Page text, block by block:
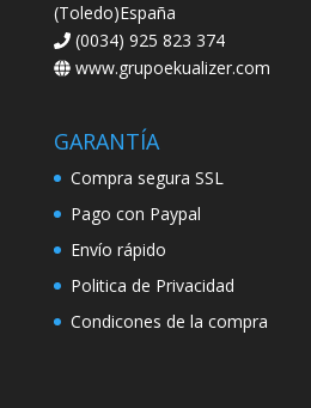
(Toledo)España
(0034) 925 823 374
www.grupoekualizer.com
GARANTÍA
Compra segura SSL
Pago con Paypal
Envío rápido
Politica de Privacidad
Condicones de la compra